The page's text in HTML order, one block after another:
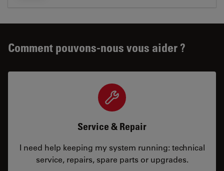
Comment pouvons-nous vous aider ?
Service & Repair
I need help keeping my system running: technical
service, repairs, spare parts or upgrades.